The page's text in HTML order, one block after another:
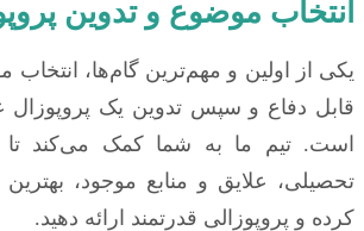
انتخاب موضوع و تدوین
یکی از اولین و مهم‌ترین گام‌ها، انتخاب
قابل دفاع و سپس تدوین یک پروپوزال
است. تیم ما به شما کمک می‌کند تا
تحصیلی، علایق و منابع موجود،
کرده و پروپوزالی قدرتمند ارائه دهید.